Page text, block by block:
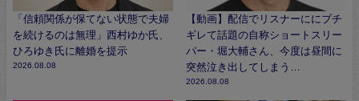
「信頼関係が保てない状態で夫婦
を続けるのは無理」西村ゆか氏、
ひろゆき氏に離婚を提示
2026.08.08
【動画】配信でリスナーににブチ
ギレて話題の自称ショートスリー
パー・堀大輔さん、今度は昼間に
突然泣き出してしまう…
2026.08.08